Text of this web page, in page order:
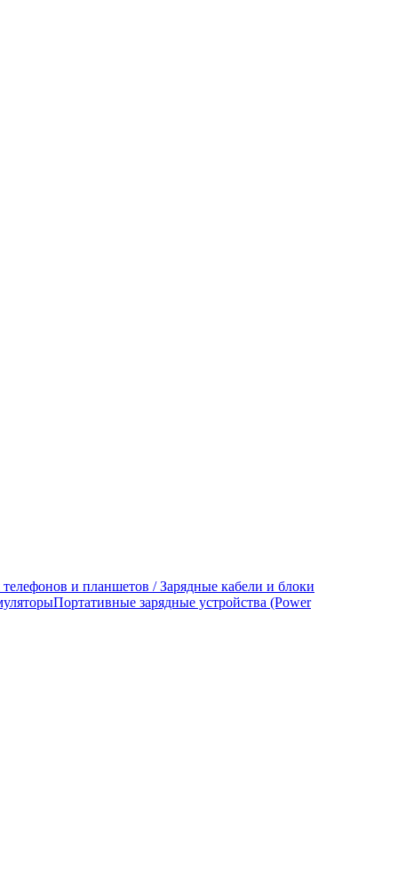
и планшетов / Зарядные кабели и блоки
Портативные зарядные устройства (Power